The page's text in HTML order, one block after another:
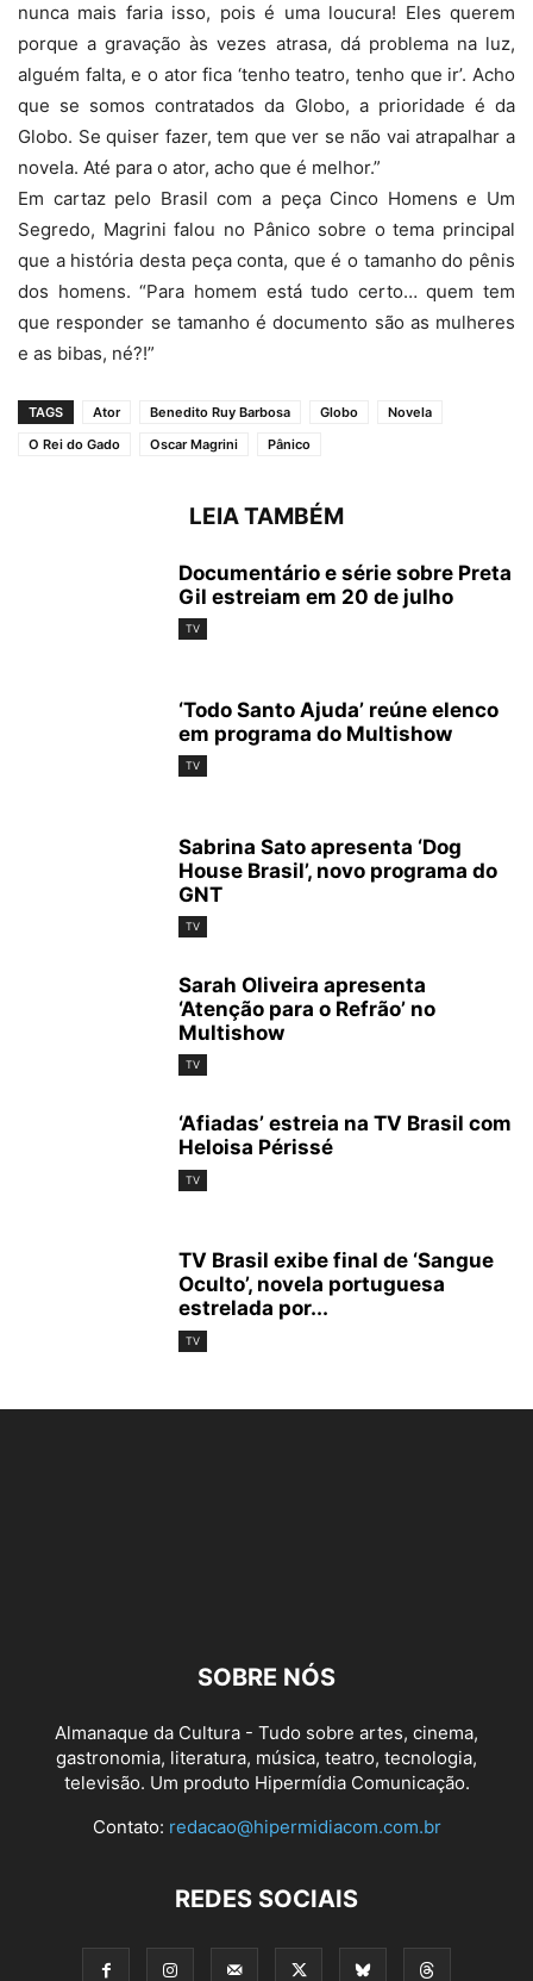
nunca mais faria isso, pois é uma loucura! Eles querem
porque a gravação às vezes atrasa, dá problema na luz,
alguém falta, e o ator fica ‘tenho teatro, tenho que ir’. Acho
que se somos contratados da Globo, a prioridade é da
Globo. Se quiser fazer, tem que ver se não vai atrapalhar a
novela. Até para o ator, acho que é melhor.”
Em cartaz pelo Brasil com a peça Cinco Homens e Um
Segredo, Magrini falou no Pânico sobre o tema principal
que a história desta peça conta, que é o tamanho do pênis
dos homens. “Para homem está tudo certo… quem tem
que responder se tamanho é documento são as mulheres
e as bibas, né?!”
TAGS Ator Benedito Ruy Barbosa Globo
Novela
O Rei do Gado
Oscar Magrini Pânico
LEIA TAMBÉM
Documentário e série sobre Preta
Gil estreiam em 20 de julho
TV
‘Todo Santo Ajuda’ reúne elenco
em programa do Multishow
TV
Sabrina Sato apresenta ‘Dog
House Brasil’, novo programa do
GNT
TV
Sarah Oliveira apresenta
‘Atenção para o Refrão’ no
Multishow
TV
‘Afiadas’ estreia na TV Brasil com
Heloisa Périssé
TV
TV Brasil exibe final de ‘Sangue
Oculto’, novela portuguesa
estrelada por...
TV
SOBRE NÓS
Almanaque da Cultura - Tudo sobre artes, cinema,
gastronomia, literatura, música, teatro, tecnologia,
televisão. Um produto Hipermídia Comunicação.
Contato: redacao@hipermidiacom.com.br
REDES SOCIAIS